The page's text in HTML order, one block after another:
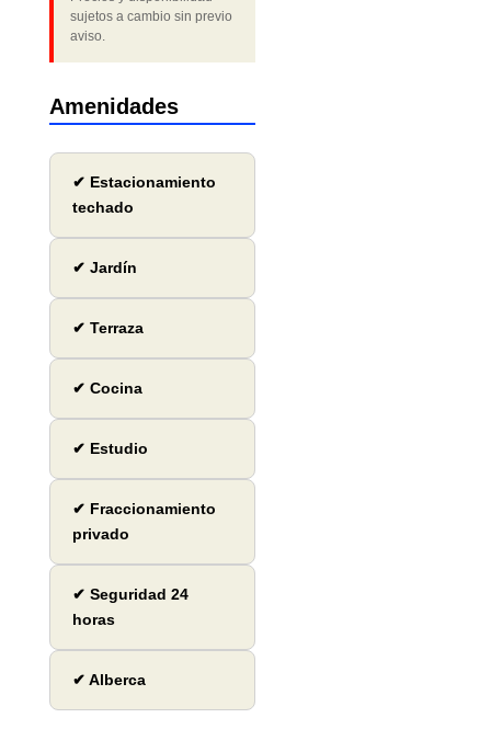
sujetos a cambio sin previo
aviso.
Amenidades
✔ Estacionamiento
techado
✔ Jardín
✔ Terraza
✔ Cocina
✔ Estudio
✔ Fraccionamiento
privado
✔ Seguridad 24
horas
✔ Alberca